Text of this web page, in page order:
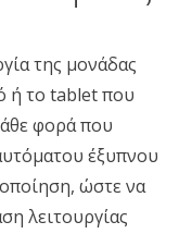
της μονάδας
ή το tablet που
φορά που
έξυπνου
ώστε να
λειτουργίας